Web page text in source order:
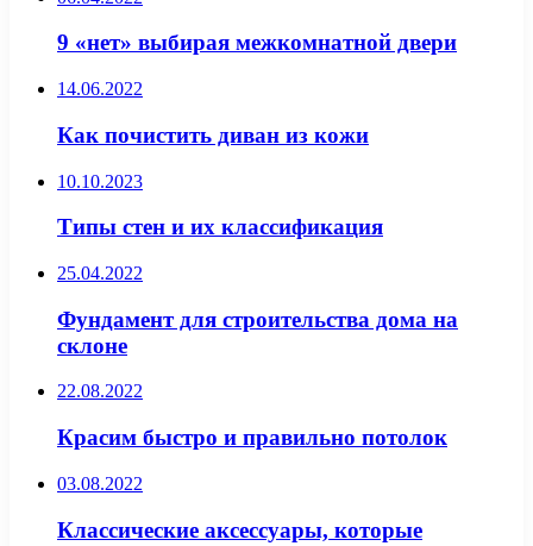
9 «нет» выбирая межкомнатной двери
14.06.2022
Как почистить диван из кожи
10.10.2023
Типы стен и их классификация
25.04.2022
Фундамент для строительства дома на
склоне
22.08.2022
Красим быстро и правильно потолок
03.08.2022
Классические аксессуары, которые